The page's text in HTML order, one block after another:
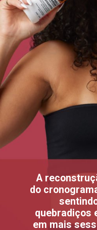
A
do
quebradiços
em mais